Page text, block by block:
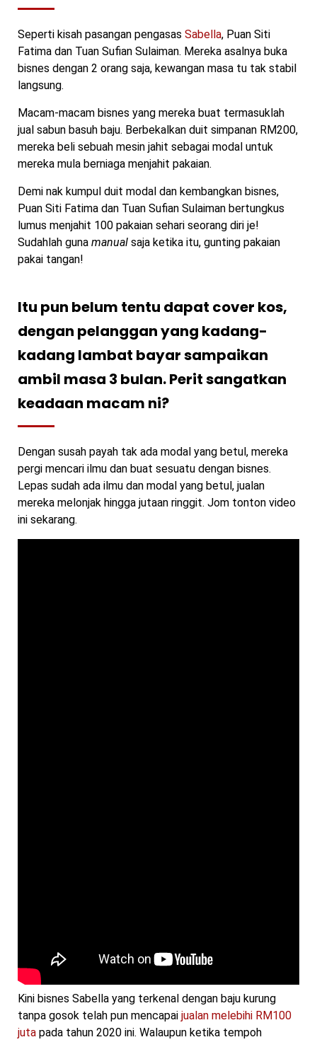
Seperti kisah pasangan pengasas Sabella, Puan Siti
Fatima dan Tuan Sufian Sulaiman. Mereka asalnya buka
bisnes dengan 2 orang saja, kewangan masa tu tak stabil
langsung.
Macam-macam bisnes yang mereka buat termasuklah
jual sabun basuh baju. Berbekalkan duit simpanan RM200,
mereka beli sebuah mesin jahit sebagai modal untuk
mereka mula berniaga menjahit pakaian.
Demi nak kumpul duit modal dan kembangkan bisnes,
Puan Siti Fatima dan Tuan Sufian Sulaiman bertungkus
lumus menjahit 100 pakaian sehari seorang diri je!
Sudahlah guna manual saja ketika itu, gunting pakaian
pakai tangan!
Itu pun belum tentu dapat cover kos,
dengan pelanggan yang kadang-
kadang lambat bayar sampaikan
ambil masa 3 bulan. Perit sangatkan
keadaan macam ni?
Dengan susah payah tak ada modal yang betul, mereka
pergi mencari ilmu dan buat sesuatu dengan bisnes.
Lepas sudah ada ilmu dan modal yang betul, jualan
mereka melonjak hingga jutaan ringgit. Jom tonton video
ini sekarang.
Kini bisnes Sabella yang terkenal dengan baju kurung
tanpa gosok telah pun mencapai jualan melebihi RM100
juta pada tahun 2020 ini. Walaupun ketika tempoh